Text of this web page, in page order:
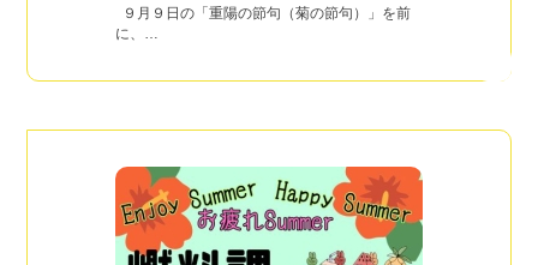
９月９日の「重陽の節句（菊の節句）」を前
に、…